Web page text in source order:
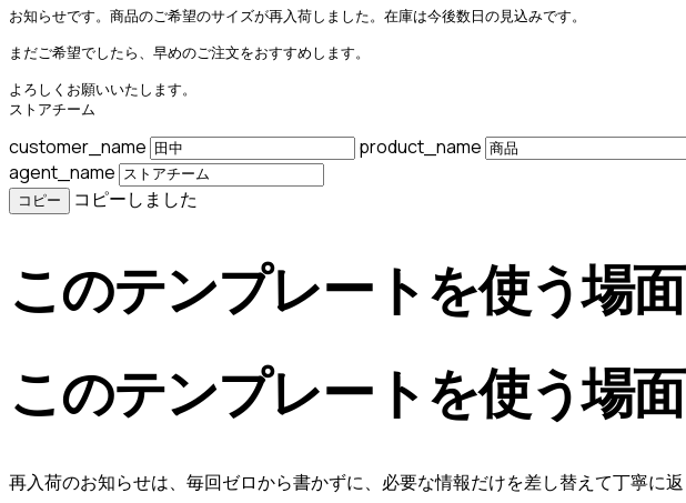
お知らせです。商品のご希望のサイズが再入荷しました。在庫は今後数日の見込みです。
まだご希望でしたら、早めのご注文をおすすめします。
よろしくお願いいたします。
ストアチーム
customer_name product_name
agent_name
コピー コピーしました
このテンプレートを使う場面
このテンプレートを使う場面
再入荷のお知らせは、毎回ゼロから書かずに、必要な情報だけを差し替えて丁寧に返